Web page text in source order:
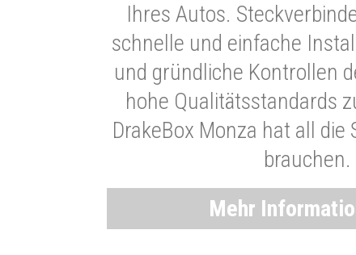
Ihres Autos.
schnelle und einfache
und gründliche Kontrollen
hohe Qualitätsstandards
DrakeBox Monza hat all die
brauchen.
Mehr